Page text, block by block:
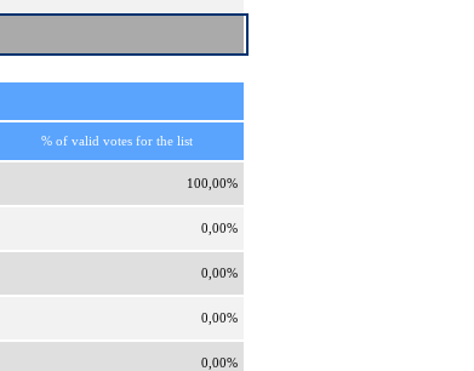
% of valid votes for the list
100,00%
0,00%
0,00%
0,00%
0,00%